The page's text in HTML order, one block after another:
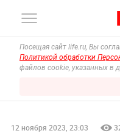
Посещая сайт life.ru, Вы
Политикой обработки
файлов cookie, указанных в
12 ноября 2023, 23:03